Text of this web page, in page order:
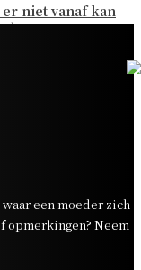
niet vanaf kan
een moeder zich
opmerkingen? Neem